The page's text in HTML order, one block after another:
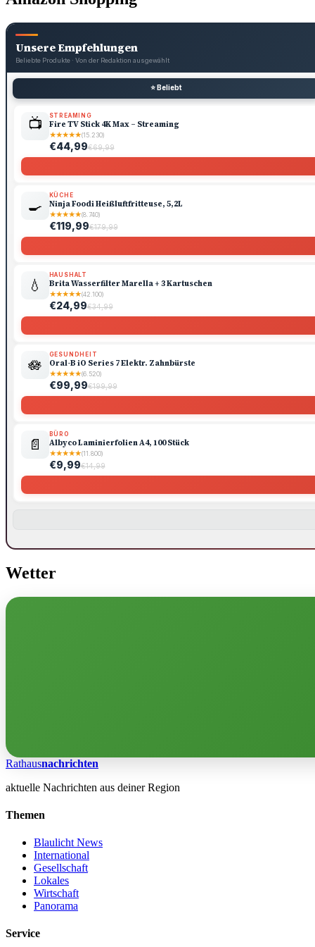
Unsere Empfehlungen
Beliebte Produkte · Von der Redaktion ausgewählt
⭐ Beliebt
📺 STREAMING
Fire TV Stick 4K Max – Streaming
★★★★★(15.230)
€44,99€69,99
🍳
KÜCHE
Ninja Foodi Heißluftfritteuse, 5,2L
★★★★★(8.740)
€119,99€179,99
💧
HAUSHALT
Brita Wasserfilter Marella + 3 Kartuschen
★★★★★(42.100)
€24,99€34,99
🪷
GESUNDHEIT
Oral-B iO Series 7 Elektr. Zahnbürste
★★★★★(6.520)
€99,99€199,99
📄
BÜRO
Albyco Laminierfolien A4, 100 Stück
★★★★★(11.800)
€9,99€14,99
Wetter
Rathausnachrichten
aktuelle Nachrichten aus deiner Region
Themen
Blaulicht News
International
Gesellschaft
Lokales
Wirtschaft
Panorama
Service